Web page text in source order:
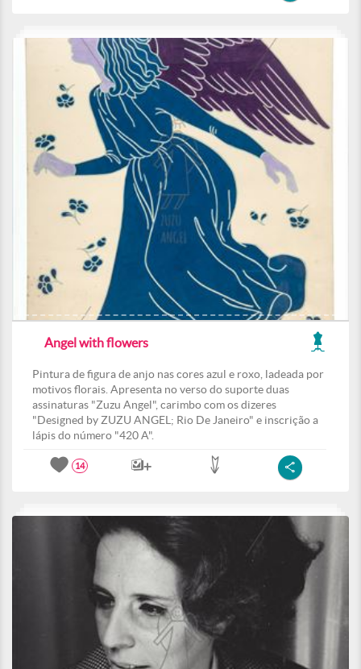
Angel with flowers
Pintura de figura de anjo nas cores azul e roxo, ladeada por
motivos florais. Apresenta no verso do suporte duas
assinaturas "Zuzu Angel", carimbo com os dizeres
"Designed by ZUZU ANGEL; Rio De Janeiro" e inscrição a
lápis do número "420 A".
14